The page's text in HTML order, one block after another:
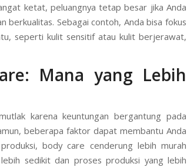
ketat, peluangnya tetap besar jika Anda
berkualitas. Sebagai contoh, Anda bisa fokus
seperti kulit sensitif atau kulit berjerawat,
Mana yang Lebih
karena keuntungan bergantung pada
beberapa faktor dapat membantu Anda
body care cenderung lebih murah
sedikit dan proses produksi yang lebih